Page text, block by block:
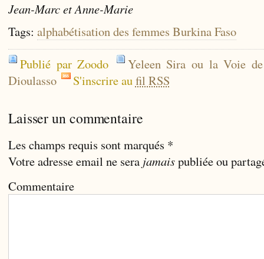
Jean-Marc et Anne-Marie
Tags: alphabétisation des femmes Burkina Faso
Publié par Zoodo
Yeleen Sira ou la Voie
Dioulasso
S'inscrire aufil RSS
Laisser un commentaire
Les champs requis sont marqués *
Votre adresse email ne sera jamaispubliée ou
Commentaire